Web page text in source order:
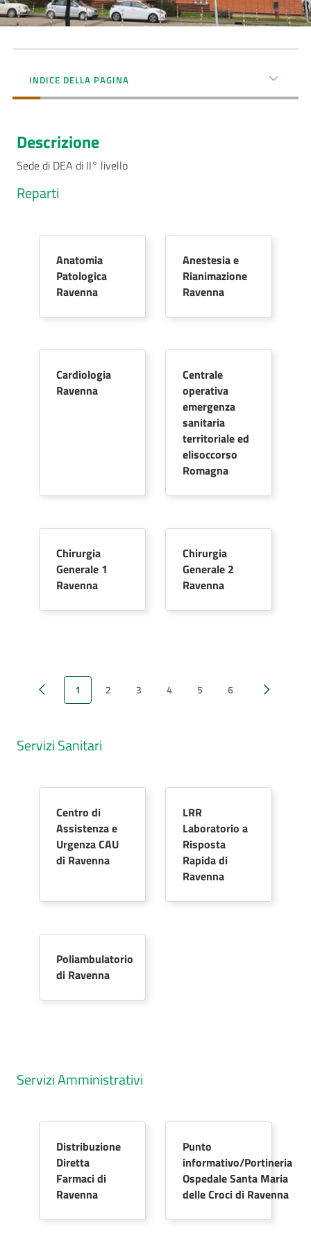
INDICE DELLA PAGINA
Descrizione
Sede di DEA di II° livello
Reparti
Anatomia
Patologica
Ravenna
Anestesia e
Rianimazione
Ravenna
Cardiologia
Ravenna
Centrale
operativa
emergenza
sanitaria
territoriale ed
elisoccorso
Romagna
Chirurgia
Generale 1
Ravenna
Chirurgia
Generale 2
Ravenna
Pagina precedente
1 2 3 4 5 6 Pagina
Servizi Sanitari
Centro di
Assistenza e
Urgenza CAU
di Ravenna
LRR
Laboratorio a
Risposta
Rapida di
Ravenna
Poliambulatorio
di Ravenna
Servizi Amministrativi
Distribuzione
Diretta
Farmaci di
Ravenna
Punto
informativo/Portineria
Ospedale Santa Maria
delle Croci di Ravenna